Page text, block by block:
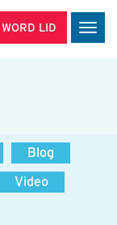
WORD LID
Blog
Video